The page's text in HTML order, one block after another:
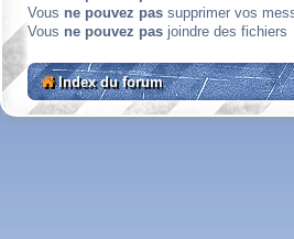
Vous ne pouvez pas supprimer vos
Vous ne pouvez pas joindre des fichiers
Index du forum